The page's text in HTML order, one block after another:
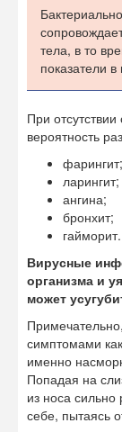
тела, в то
показатели
При
вероятность
фарингит;
ларингит;
ангина;
бронхит;
гайморит.
Вирусные
организма и
может
симптомами
именно
Попадая на
из носа
себе, пытаясь